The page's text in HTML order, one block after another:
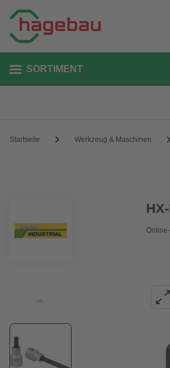
SORTIMENT
Startseite Werkzeug & Maschinen